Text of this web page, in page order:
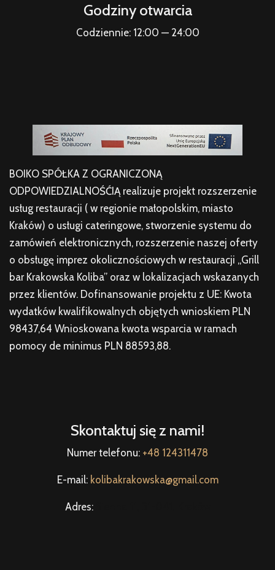
Godziny otwarcia
Codziennie: 12:00 — 24:00
BOIKO SPÓŁKA Z OGRANICZONĄ
ODPOWIEDZIALNOŚĆIĄ realizuje projekt rozszerzenie
usług restauracji ( w regionie małopolskim, miasto
Kraków) o usługi cateringowe, stworzenie systemu do
zamówień elektronicznych, rozszerzenie naszej oferty
o obsługę imprez okolicznościowych w restauracji „Grill
bar Krakowska Koliba” oraz w lokalizacjach wskazanych
przez klientów. Dofinansowanie projektu z UE: Kwota
wydatków kwalifikowalnych objętych wnioskiem PLN
98437,64 Wnioskowana kwota wsparcia w ramach
pomocy de minimus PLN 88593,88.
Skontaktuj się z nami!
Numer telefonu: +48 124311478
E-mail: kolibakrakowska@gmail.com
Adres: